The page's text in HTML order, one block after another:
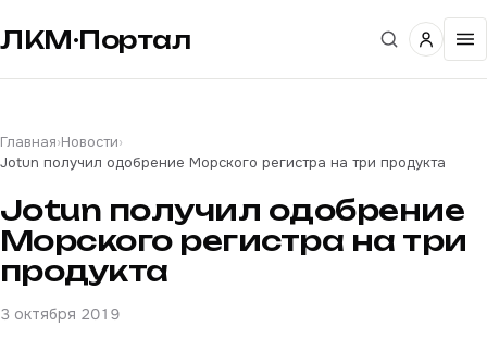
ЛКМ·Портал
Главная›Новости›
Jotun получил одобрение Морского регистра на три продукта
Jotun получил одобрение
Морского регистра на три
продукта
3 октября 2019